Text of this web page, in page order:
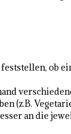
ob
(z.B.
an die